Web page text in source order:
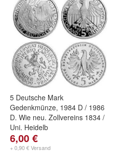
5 Deutsche Mark
Gedenkmünze, 1984 D / 1986
D. Wie neu. Zollvereins 1834 /
Uni. Heidelb
6,00 €
+ 0,90 € Versand